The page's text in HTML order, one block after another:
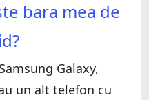
3 butoane pe telefonul
navigare pe Samsung
3 butoane de pe
3 butoane de pe
bara mea de
Galaxy,
un alt telefon cu